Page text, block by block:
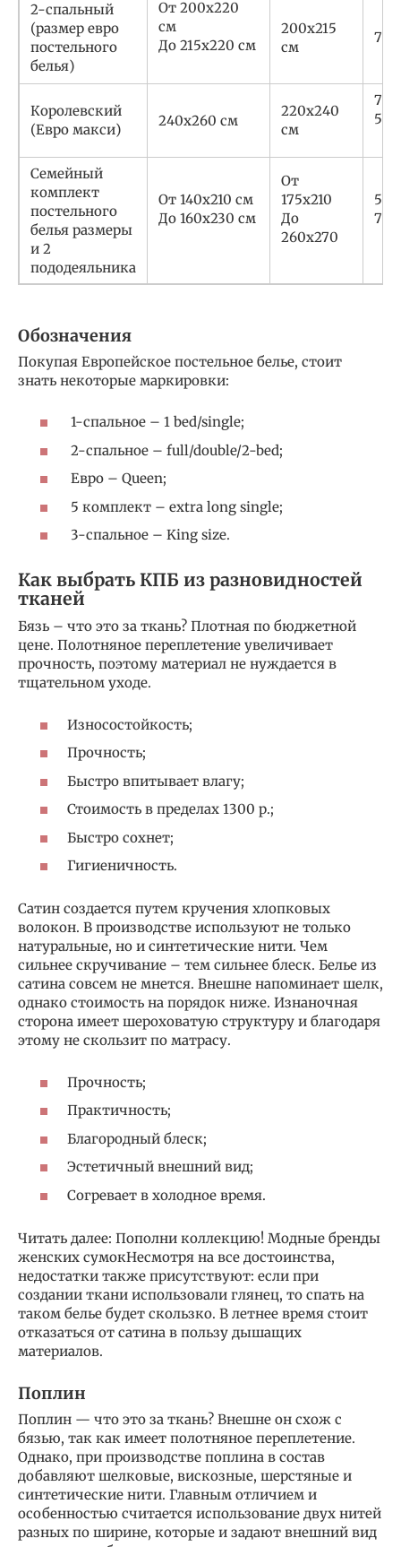
2-спальный
(размер евро
постельного
белья)
От 200х220
см
До 215х220 см
200х215
см
Королевский
(Евро макси)
240х260 см
220х240
см
Семейный
комплект
постельного
белья размеры
и 2
пододеяльника
От 140х210 см
До 160х230 см
От
175х210
До
260х270
Обозначения
Покупая Европейское постельное белье, стоит
знать некоторые маркировки:
1-спальное – 1 bed/single;
2-спальное – full/double/2-bed;
Евро – Queen;
5 комплект – extra long single;
3-спальное – King size.
Как выбрать КПБ из разновидностей
тканей
Бязь – что это за ткань? Плотная по бюджетной
цене. Полотняное переплетение увеличивает
прочность, поэтому материал не нуждается в
тщательном уходе.
Износостойкость;
Прочность;
Быстро впитывает влагу;
Стоимость в пределах 1300 р.;
Быстро сохнет;
Гигиеничность.
Сатин создается путем кручения хлопковых
волокон. В производстве используют не только
натуральные, но и синтетические нити. Чем
сильнее скручивание – тем сильнее блеск. Белье из
сатина совсем не мнется. Внешне напоминает шелк,
однако стоимость на порядок ниже. Изнаночная
сторона имеет шероховатую структуру и благодаря
этому не скользит по матрасу.
Прочность;
Практичность;
Благородный блеск;
Эстетичный внешний вид;
Согревает в холодное время.
Читать далее: Пополни коллекцию! Модные бренды
женских сумокНесмотря на все достоинства,
недостатки также присутствуют: если при
создании ткани использовали глянец, то спать на
таком белье будет скользко. В летнее время стоит
отказаться от сатина в пользу дышащих
материалов.
Поплин
Поплин — что это за ткань? Внешне он схож с
бязью, так как имеет полотняное переплетение.
Однако, при производстве поплина в состав
добавляют шелковые, вискозные, шерстяные и
синтетические нити. Главным отличием и
особенностью считается использование двух нитей
разных по ширине, которые и задают внешний вид